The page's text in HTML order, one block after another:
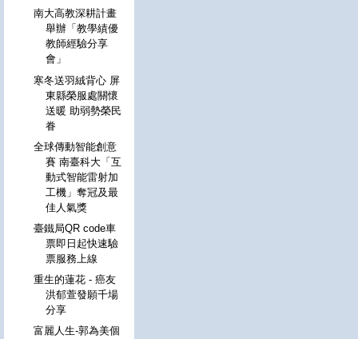
南大高教深耕計畫
舉辦「教學績優
教師經驗分享
會」
寒冬送羽絨背心 屏
東縣榮服處關懷
送暖 助弱勢榮民
眷
全球傳動智能創意
賽 南臺科大「互
動式智能雷射加
工機」奪冠及最
佳人氣獎
臺鐵局QR code車
票即日起快速驗
票服務上線
重生的蓮花 - 癌友
洪郁萱發願千場
分享
富麗人生-郭為美個